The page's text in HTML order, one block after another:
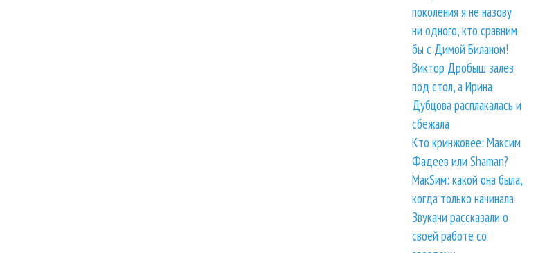
поколения я не назову
ни одного, кто сравним
бы с Димой Биланом!
Виктор Дробыш залез
под стол, а Ирина
Дубцова расплакалась и
сбежала
Кто кринжовее: Максим
Фадеев или Shaman?
МакSим: какой она была,
когда только начинала
Звукачи рассказали о
своей работе со